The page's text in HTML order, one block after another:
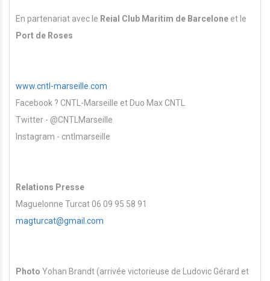
En partenariat avec le Reial Club Maritim de Barcelone et le
Port de Roses
www.cntl-marseille.com
Facebook ? CNTL-Marseille et Duo Max CNTL
Twitter - @CNTLMarseille
Instagram - cntlmarseille
Relations Presse
Maguelonne Turcat 06 09 95 58 91
magturcat@gmail.com
Photo Yohan Brandt (arrivée victorieuse de Ludovic Gérard et